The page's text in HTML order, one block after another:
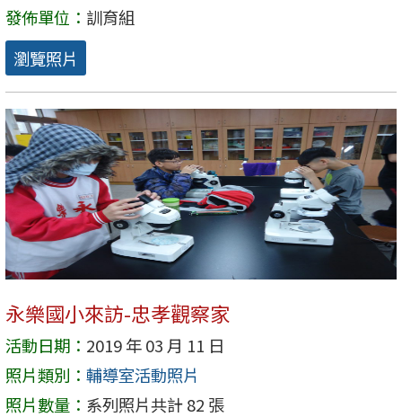
發佈單位： 訓育組
瀏覽照片
永樂國小來訪-忠孝觀察家
活動日期： 2019 年 03 月 11 日
照片類別： 輔導室活動照片
照片數量： 系列照片共計 82 張